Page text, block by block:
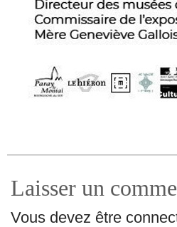
Laisser un
Vous devez être